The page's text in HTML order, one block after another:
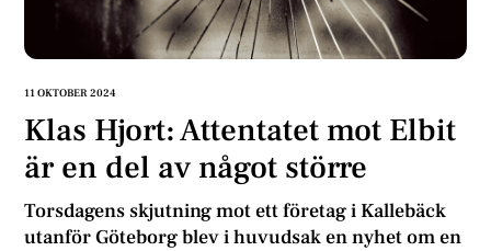
11 OKTOBER 2024
Klas Hjort: Attentatet mot Elbit
är en del av något större
Torsdagens skjutning mot ett företag i Kallebäck
utanför Göteborg blev i huvudsak en nyhet om en